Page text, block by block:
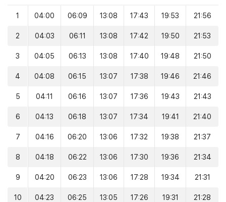
1 04:00 06:09 13:08 17:43 19:53 21:56
2 04:03 06:11 13:08 17:42 19:50 21:53
3 04:05 06:13 13:08 17:40 19:48 21:50
4 04:08 06:15 13:07 17:38 19:46 21:46
5 04:11 06:16 13:07 17:36 19:43 21:43
6 04:13 06:18 13:07 17:34 19:41 21:40
7 04:16 06:20 13:06 17:32 19:38 21:37
8 04:18 06:22 13:06 17:30 19:36 21:34
9 04:20 06:23 13:06 17:28 19:34 21:31
10 04:23 06:25 13:05 17:26 19:31 21:28